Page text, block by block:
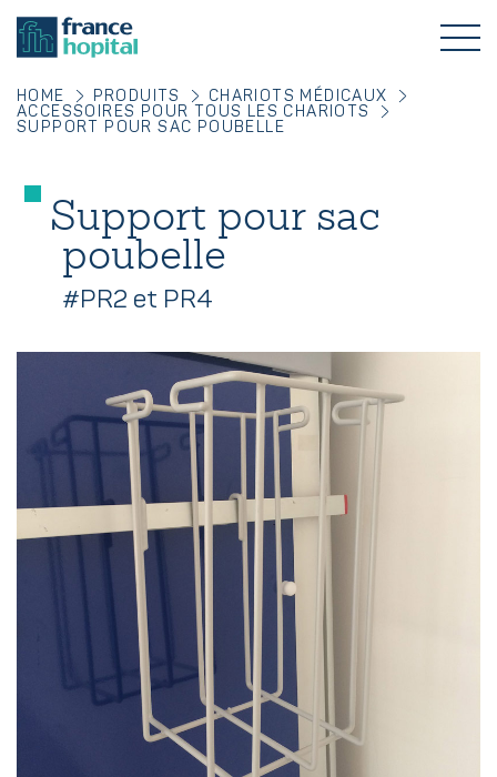
HOME PRODUITS
CHARIOTS MÉDICAUX
ACCESSOIRES POUR TOUS LES CHARIOTS
SUPPORT POUR SAC POUBELLE
Support pour sac
poubelle
#PR2 et PR4